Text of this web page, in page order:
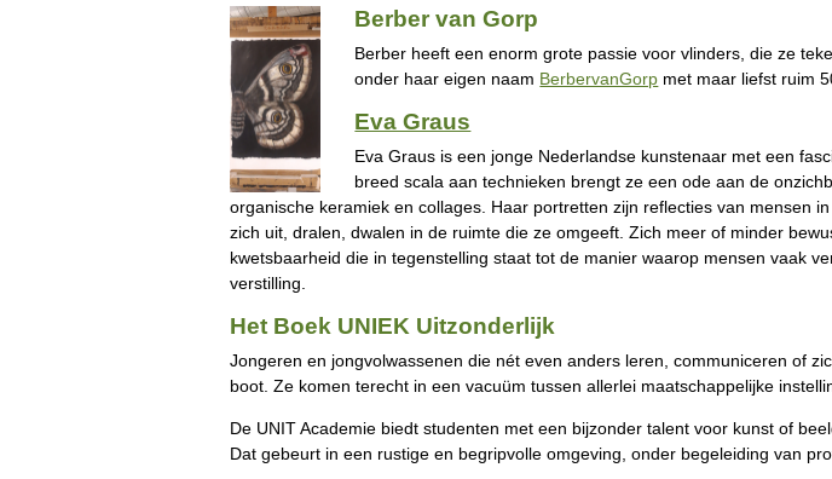
Berber van Gorp
Berber heeft een enorm grote passie voor vlinders, die ze
onder haar eigen naam BerbervanGorp met maar liefst ruim
Eva Graus
Eva Graus is een jonge Nederlandse kunstenaar met een
breed scala aan technieken brengt ze een ode aan de
organische keramiek en collages. Haar portretten zijn reflecties van mensen
zich uit, dralen, dwalen in de ruimte die ze omgeeft. Zich meer of minder
kwetsbaarheid die in tegenstelling staat tot de manier waarop mensen vaak
verstilling.
Het Boek UNIEK Uitzonderlijk
Jongeren en jongvolwassenen die nét even anders leren, communiceren of
boot. Ze komen terecht in een vacuüm tussen allerlei maatschappelijke
De UNIT Academie biedt studenten met een bijzonder talent voor kunst of
Dat gebeurt in een rustige en begripvolle omgeving, onder begeleiding van